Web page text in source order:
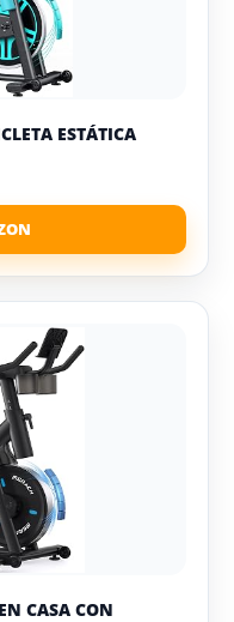
ESTÁTICA
CASA CON